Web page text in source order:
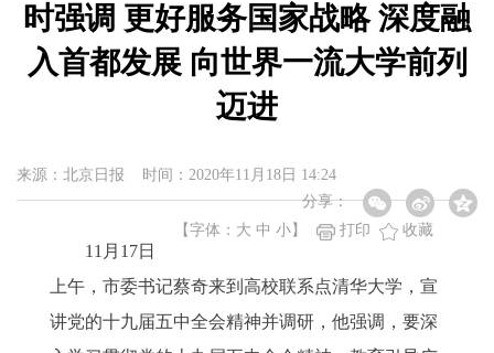
时强调 更好服务国家战略 深度融
入首都发展 向世界一流大学前列
迈进
来源：​北京日报 时间：2020年11月18日 14:24
分享：
【字体： 大 中 小 】 打印 收藏
11月17日
上午，市委书记蔡奇来到高校联系点清华大学，宣
讲党的十九届五中全会精神并调研，他强调，要深